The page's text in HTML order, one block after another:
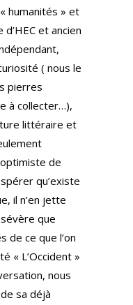
humanités » et
et ancien
( nous le
pierres
à collecter…),
littéraire et
optimiste de
qu’existe
il n’en jette
que
de ce que l’on
« L’Occident »
nous
sa déjà